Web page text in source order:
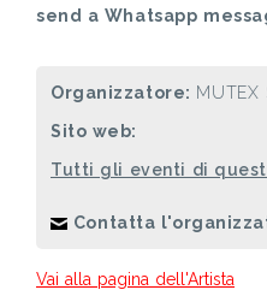
send a Whatsapp
Organizzatore: MUTEX
Sito web:
Tutti gli eventi di
Contatta
Vai alla pagina dell'Artista